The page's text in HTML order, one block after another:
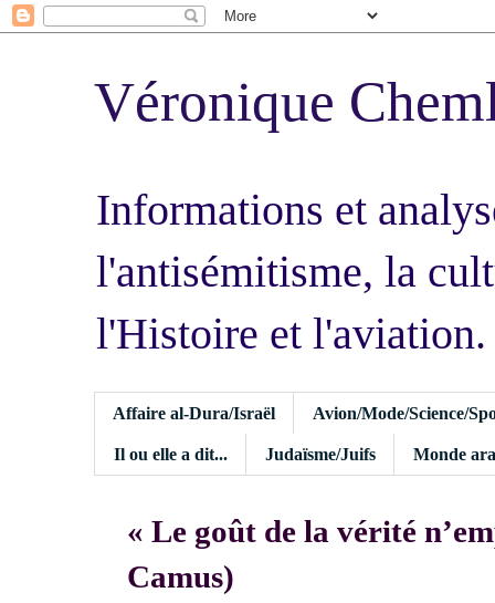
Véronique
Informations et
l'antisémitisme, la
l'Histoire et l'aviation.
Affaire al-Dura/Israël Avion/Mode/Science/
Il ou elle a dit... Judaïsme/Juifs Monde
« Le goût de la vérité
Camus)